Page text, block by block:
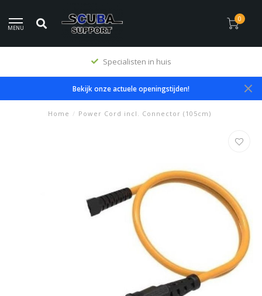
MENU
0
Specialisten in huis
Bekijk onze actuele openingstijden!
Home / Power Cord incl. Connector (105cm)